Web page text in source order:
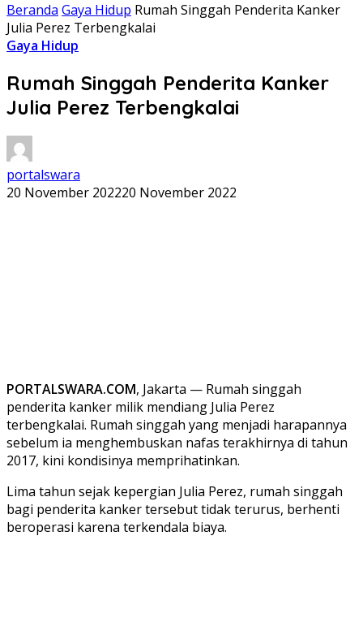
Beranda Gaya Hidup Rumah Singgah Penderita Kanker
Julia Perez Terbengkalai
Gaya Hidup
Rumah Singgah Penderita Kanker
Julia Perez Terbengkalai
portalswara
20 November 202220 November 2022
PORTALSWARA.COM, Jakarta — Rumah singgah
penderita kanker milik mendiang Julia Perez
terbengkalai. Rumah singgah yang menjadi harapannya
sebelum ia menghembuskan nafas terakhirnya di tahun
2017, kini kondisinya memprihatinkan.
Lima tahun sejak kepergian Julia Perez, rumah singgah
bagi penderita kanker tersebut tidak terurus, berhenti
beroperasi karena terkendala biaya.